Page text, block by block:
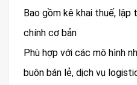
Bao gồm kê khai thuế, lập
chính cơ bản
Phù hợp với các mô hình
buôn bán lẻ, dịch vụ